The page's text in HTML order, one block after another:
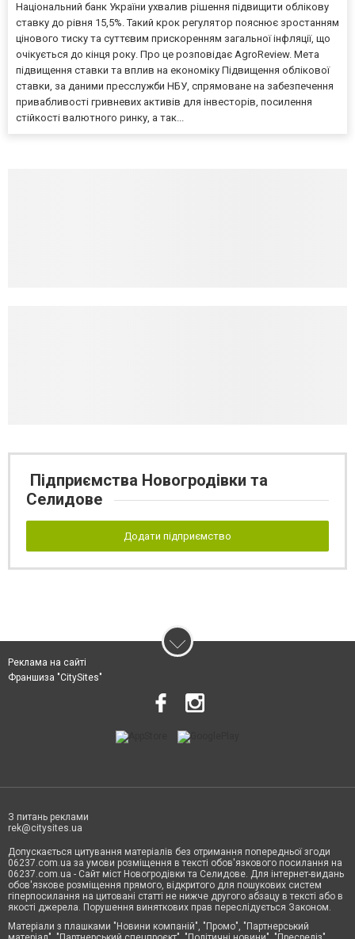
Національний банк України ухвалив рішення підвищити облікову
ставку до рівня 15,5%. Такий крок регулятор пояснює зростанням
цінового тиску та суттєвим прискоренням загальної інфляції, що
очікується до кінця року. Про це розповідає AgroReview. Мета
підвищення ставки та вплив на економіку Підвищення облікової
ставки, за даними пресслужби НБУ, спрямоване на забезпечення
привабливості гривневих активів для інвесторів, посилення
стійкості валютного ринку, а так...
Підприємства Новогродівки та
Селидове
Додати підприємство
Реклама на сайті
Франшиза "CitySites"
З питань реклами
rek@citysites.ua
Допускається цитування матеріалів без отримання попередньої згоди
06237.com.ua за умови розміщення в тексті обов'язкового посилання на
06237.com.ua - Сайт міст Новогродівки та Селидове. Для інтернет-видань
обов'язкове розміщення прямого, відкритого для пошукових систем
гіперпосилання на цитовані статті не нижче другого абзацу в тексті або в
якості джерела. Порушення виняткових прав переслідується Законом.
Матеріали з плашками "Новини компаній", "Промо", "Партнерський